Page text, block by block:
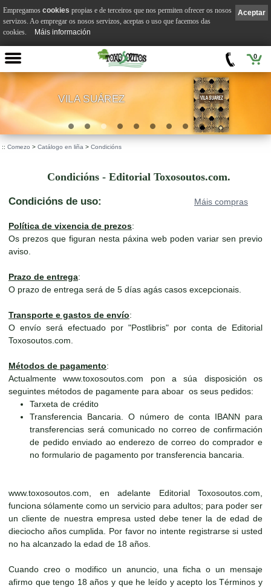
0
VILA SUÁREZ
:: Comezo > Catálogo en liña > Condicións
Condicións - Editorial Toxosoutos.com.
Máis compras
Condicións de uso:
Política de vixencia de prezos:
Os prezos que figuran nesta páxina web poden variar sen previo
aviso.
Prazo de entrega:
O prazo de entrega será de 5 días agás casos excepcionais.
Transporte e gastos de envío:
O envío será efectuado por "Postlibris" por conta de Editorial
Toxosoutos.com.
Métodos de pagamento:
Actualmente www.toxosoutos.com pon a súa disposición os
seguintes métodos de pagamente para aboar os seus pedidos:
Tarxeta de crédito
Transferencia Bancaria. O número de conta IBANN para
transferencias será comunicado no correo de confirmación
de pedido enviado ao enderezo de correo do comprador e
no formulario de pagamento por transferencia bancaria.
www.toxosoutos.com, en adelante Editorial Toxosoutos.com,
funciona sólamente como un servicio para adultos; para poder ser
un cliente de nuestra empresa usted debe tener la de edad de
dieciocho años cumplida. Por favor no intente registrarse si usted
no ha alcanzado la edad de 18 años.
Cuando creo o modifico un anuncio, una ficha o un mensaje
afirmo que tengo 18 años y que he leído y acepto los Términos y
Aceptar
Empregamos cookies propias e de terceiros que nos permiten ofrecer os nosos
servizos. Ao empregar os nosos servizos, aceptas o uso que facemos das
cookies.
Máis información